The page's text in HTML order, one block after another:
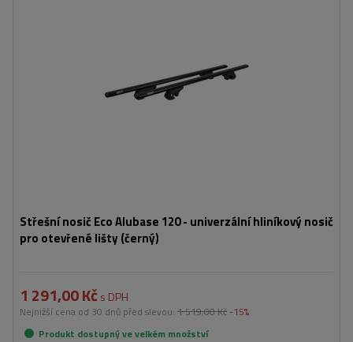
Střešní nosič Eco Alubase 120 - univerzální hliníkový nosič
pro otevřené lišty (černý)
1 291,00 Kč s DPH
Nejnižší cena od 30 dnů před slevou: 1 519,00 Kč -15%
Produkt dostupný ve velkém množství